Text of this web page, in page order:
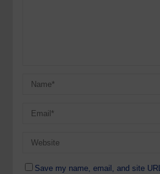
Save my name, email, and site